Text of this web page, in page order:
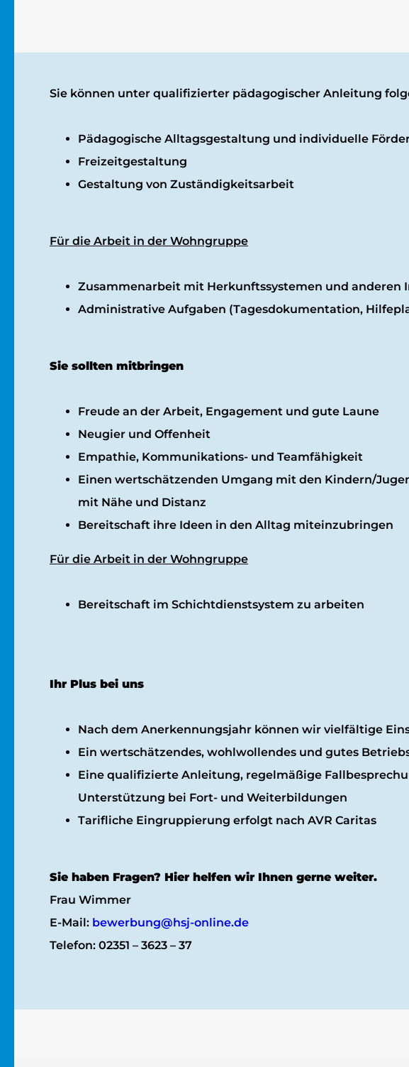
Sie können unter qualifizierter pädagogischer Anleitung
Pädagogische Alltagsgestaltung und individuelle
Freizeitgestaltung
Gestaltung von Zuständigkeitsarbeit
Für die Arbeit in der Wohngruppe
Zusammenarbeit mit Herkunftssystemen und anderen
Administrative Aufgaben (Tagesdokumentation,
Sie sollten mitbringen
Freude an der Arbeit, Engagement und gute Laune
Neugier und Offenheit
Empathie, Kommunikations- und Teamfähigkeit
Einen wertschätzenden Umgang mit den Kindern/
mit Nähe und Distanz
Bereitschaft ihre Ideen in den Alltag miteinzubringen
Für die Arbeit in der Wohngruppe
Bereitschaft im Schichtdienstsystem zu arbeiten
Ihr Plus bei uns
Nach dem Anerkennungsjahr können wir vielfältige
Ein wertschätzendes, wohlwollendes und gutes
Eine qualifizierte Anleitung, regelmäßige
Unterstützung bei Fort- und Weiterbildungen
Tarifliche Eingruppierung erfolgt nach AVR Caritas
Sie haben Fragen? Hier helfen wir Ihnen gerne weiter.
Frau Wimmer
E-Mail: bewerbung@hsj-online.de
Telefon: 02351 – 3623 – 37